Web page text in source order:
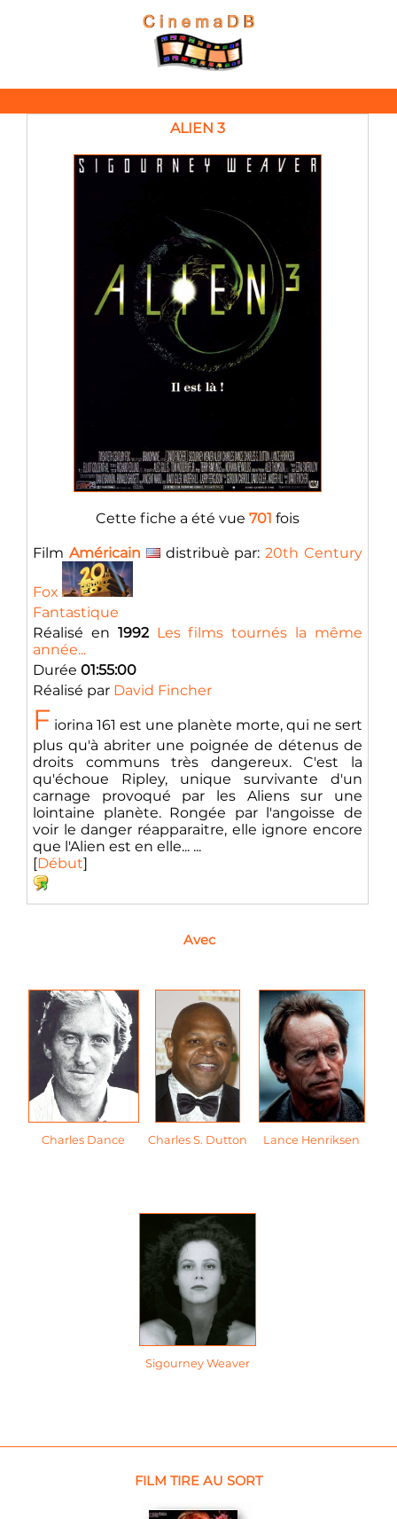
ALIEN 3
Cette fiche a été vue 701 fois
Film Américain distribuè par:20th Century
Fox
Fantastique
Réalisé en 1992 Les films tournés la même
année...
Durée 01:55:00
Réalisé par David Fincher
F iorina 161 est une planète morte, qui ne sert
plus qu'à abriter une poignée de détenus de
droits communs très dangereux. C'est la
qu'échoue Ripley, unique survivante d'un
carnage provoqué par les Aliens sur une
lointaine planète. Rongée par l'angoisse de
voir le danger réapparaitre, elle ignore encore
que l'Alien est en elle... ...
[Début]
Avec
Charles Dance Charles S. Dutton Lance Henriksen
Sigourney Weaver
FILM TIRE AU SORT